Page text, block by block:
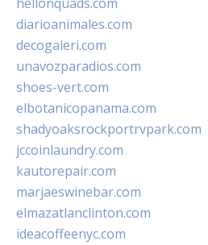
diarioanimales.com
decogaleri.com
unavozparadios.com
shoes-vert.com
elbotanicopanama.com
shadyoaksrockportrvpark.com
jccoinlaundry.com
kautorepair.com
marjaeswinebar.com
elmazatlanclinton.com
ideacoffeenyc.com